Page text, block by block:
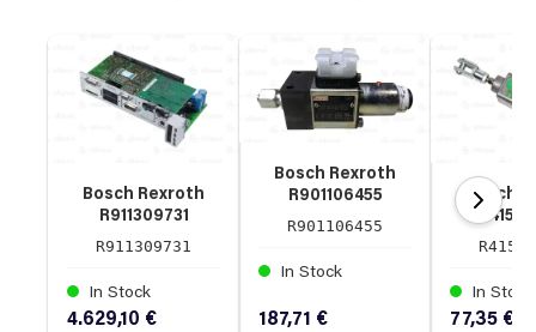
Bosch Rexroth
R911309731
Servosteuerkarte
R911309731
In Stock
4.629,10 €
Bosch Rexroth
R901106455
Druckschalter
HED 8 OA-
bar
R901106455
In Stock
187,71 €
Bosch
In Stock
77,35 €